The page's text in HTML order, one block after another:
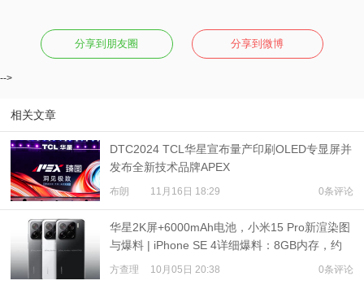
分享到朋友圈 分享到微博
-->
相关文章
DTC2024 TCL华星宣布量产印刷OLED专显屏并
发布全新技术品牌APEX
布朗 11月16日 18:29 0条评论
华星2K屏+6000mAh电池，小米15 Pro新渲染图
与爆料 | iPhone SE 4详细爆料：8GB内存，约
3200元起步
方查理 10月05日 20:38 0条评论